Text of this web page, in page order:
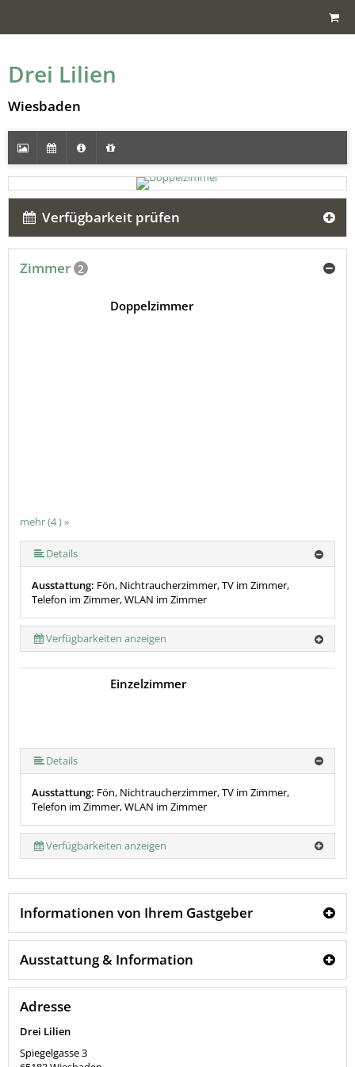
Drei Lilien
Wiesbaden
Verfügbarkeit prüfen
Zimmer 2
mehr (4 ) »
Doppelzimmer
Details
Ausstattung: Fön, Nichtraucherzimmer, TV im Zimmer,
Telefon im Zimmer, WLAN im Zimmer
Verfügbarkeiten anzeigen
Einzelzimmer
Details
Ausstattung: Fön, Nichtraucherzimmer, TV im Zimmer,
Telefon im Zimmer, WLAN im Zimmer
Verfügbarkeiten anzeigen
Informationen von Ihrem Gastgeber
Ausstattung & Information
Adresse
Drei Lilien
Spiegelgasse 3